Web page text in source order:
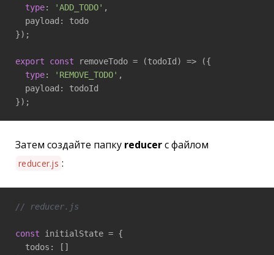
type: 'ADD_TODO' ,
  payload: todo
});
export const removeTodo = (todoId ) => ({
type: 'REMOVE_TODO' ,
  payload: todoId
});
Затем создайте папку reducerс файлом
reducer.js :
// reducer.js
const initialState = {
  todos: []